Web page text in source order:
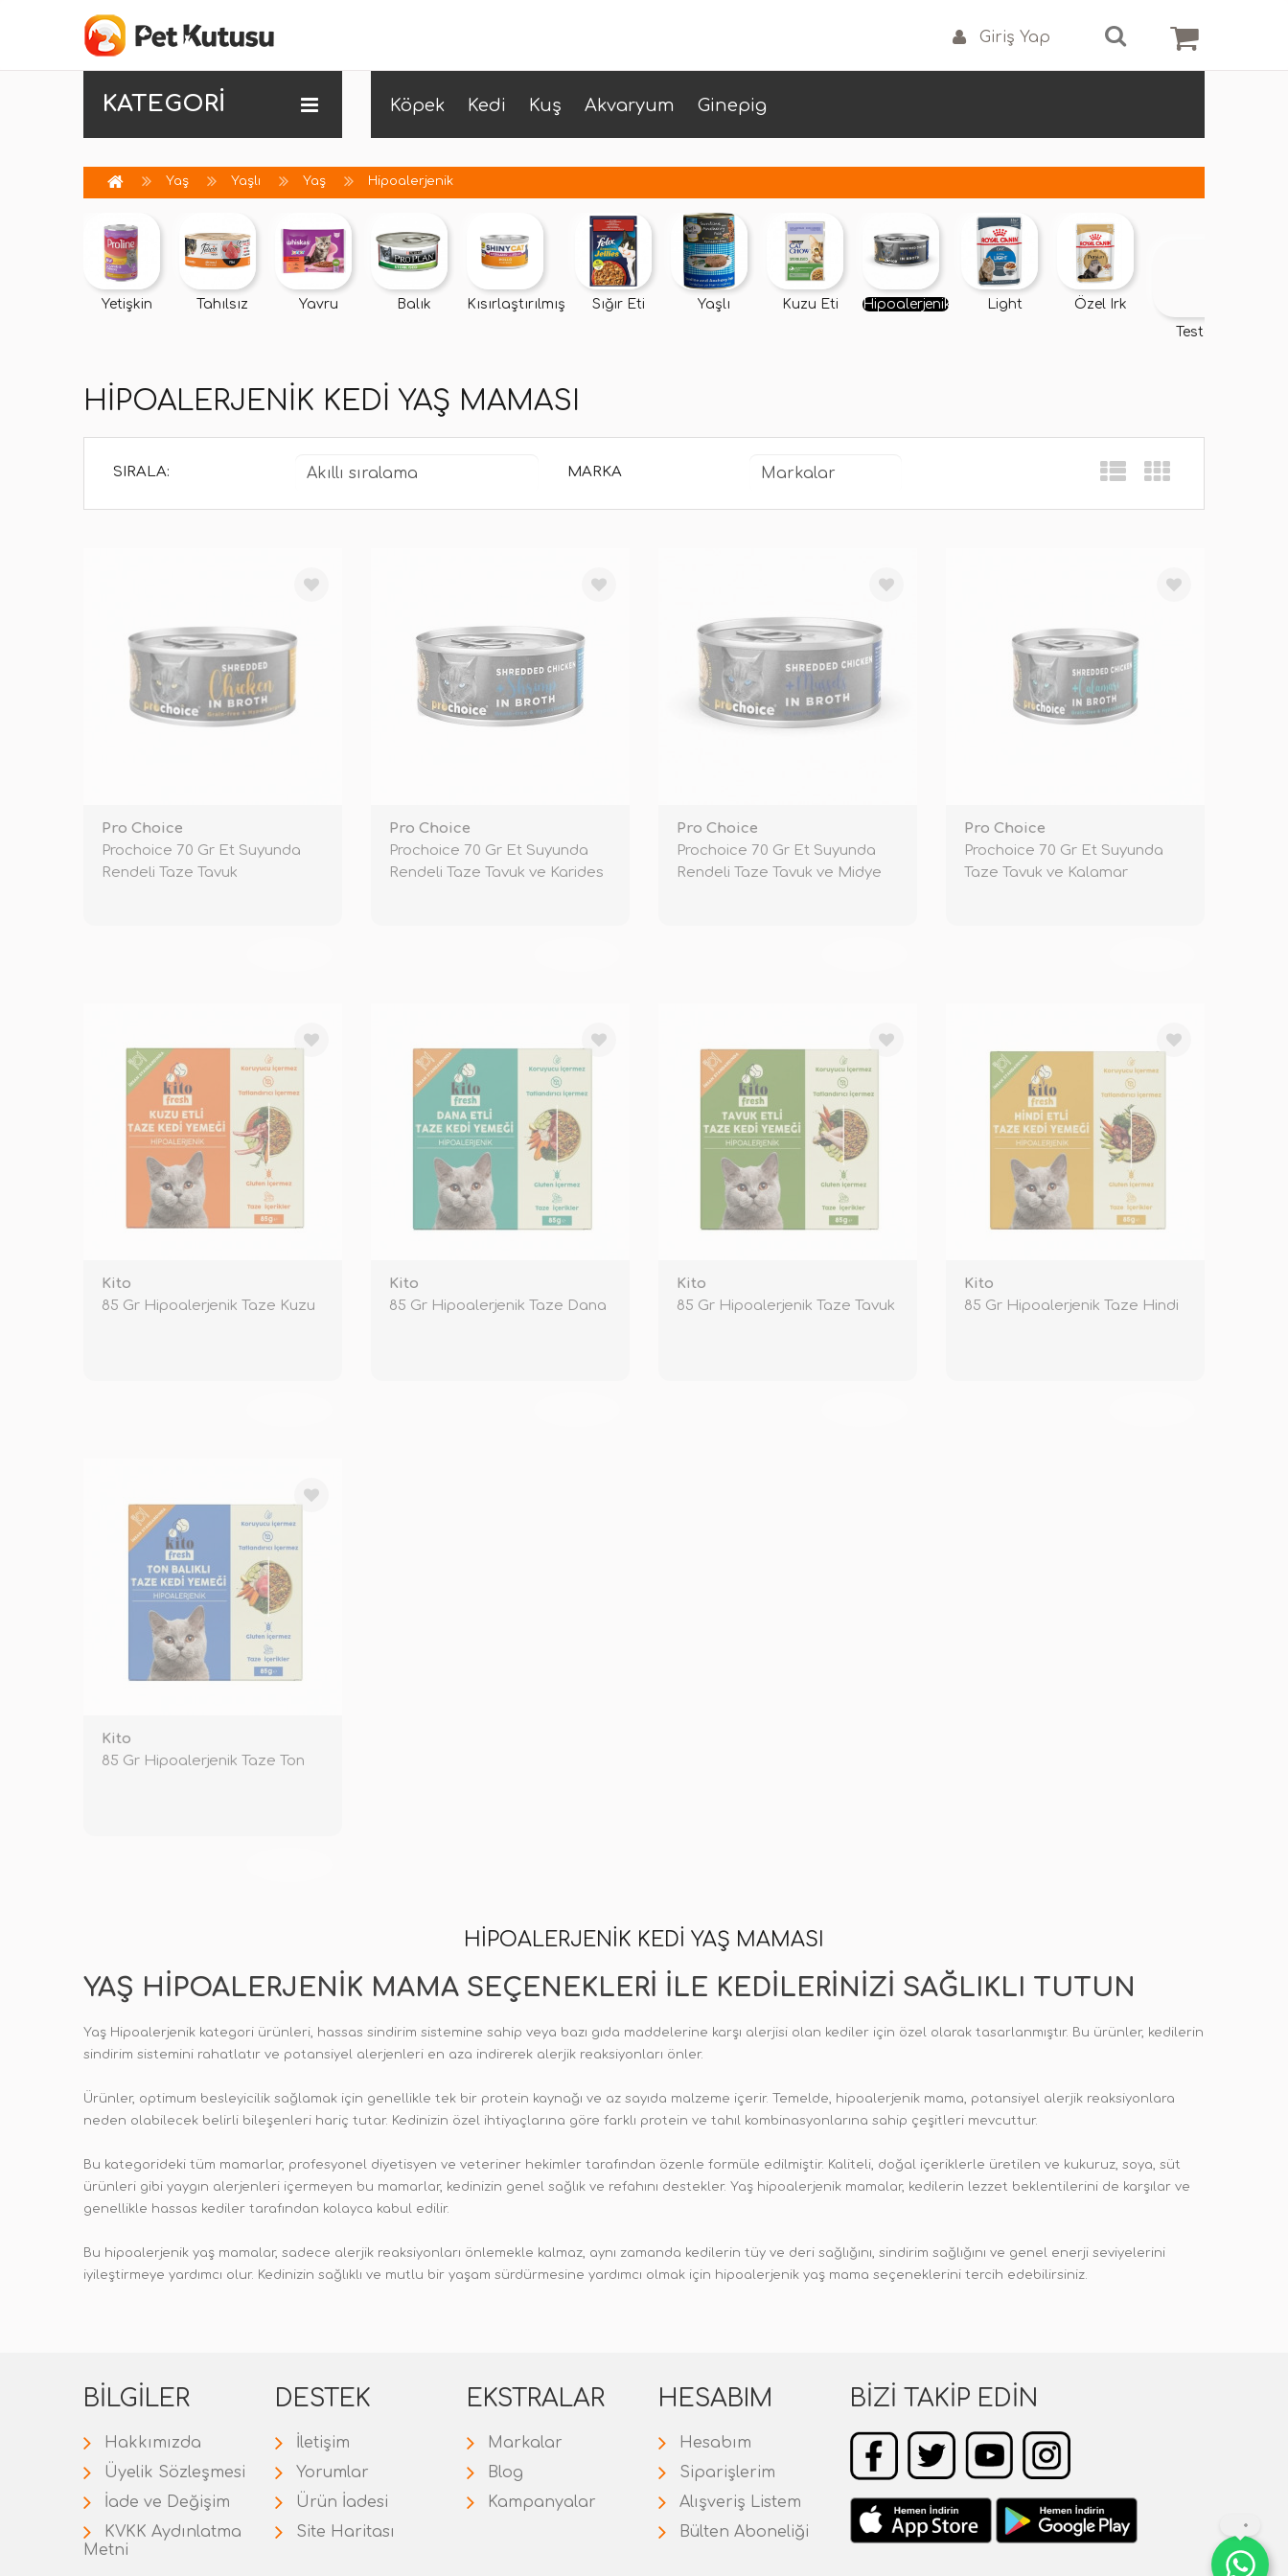
Giriş Yap
KATEGORİ Köpek Kedi Kuş Akvaryum Ginepig
Yaş Yaşlı Yaş Hipoalerjenik
Yetişkin Tahılsız Yavru Balık Kısırlaştırılmış Sığır Eti Yaşlı Kuzu Eti Hipoalerjenik Light
Özel Irk
Tester
HIPOALERJENIK KEDI YAŞ MAMASI
SIRALA: MARKA
Pro Choice
Prochoice 70 Gr Et Suyunda
Rendeli Taze Tavuk
Pro Choice
Prochoice 70 Gr Et Suyunda
Rendeli Taze Tavuk ve Karides
Pro Choice
Prochoice 70 Gr Et Suyunda
Rendeli Taze Tavuk ve Midye
Pro Choice
Prochoice 70 Gr Et Suyunda
Taze Tavuk ve Kalamar
Kito
85 Gr Hipoalerjenik Taze Kuzu
Kito
85 Gr Hipoalerjenik Taze Dana
Kito
85 Gr Hipoalerjenik Taze Tavuk
Kito
85 Gr Hipoalerjenik Taze Hindi
Kito
85 Gr Hipoalerjenik Taze Ton
HIPOALERJENIK KEDI YAŞ MAMASI
YAŞ HIPOALERJENIK MAMA SEÇENEKLERI ILE KEDILERINIZI SAĞLIKLI TUTUN
Yaş Hipoalerjenik kategori ürünleri, hassas sindirim sistemine sahip veya bazı gıda maddelerine karşı alerjisi olan kediler için özel olarak tasarlanmıştır. Bu ürünler, kedilerin
sindirim sistemini rahatlatır ve potansiyel alerjenleri en aza indirerek alerjik reaksiyonları önler.
Ürünler, optimum besleyicilik sağlamak için genellikle tek bir protein kaynağı ve az sayıda malzeme içerir. Temelde, hipoalerjenik mama, potansiyel alerjik reaksiyonlara
neden olabilecek belirli bileşenleri hariç tutar. Kedinizin özel ihtiyaçlarına göre farklı protein ve tahıl kombinasyonlarına sahip çeşitleri mevcuttur.
Bu kategorideki tüm mamarlar, profesyonel diyetisyen ve veteriner hekimler tarafından özenle formüle edilmiştir. Kaliteli, doğal içeriklerle üretilen ve kukuruz, soya, süt
ürünleri gibi yaygın alerjenleri içermeyen bu mamarlar, kedinizin genel sağlık ve refahını destekler. Yaş hipoalerjenik mamalar, kedilerin lezzet beklentilerini de karşılar ve
genellikle hassas kediler tarafından kolayca kabul edilir.
Bu hipoalerjenik yaş mamalar, sadece alerjik reaksiyonları önlemekle kalmaz, aynı zamanda kedilerin tüy ve deri sağlığını, sindirim sağlığını ve genel enerji seviyelerini
iyileştirmeye yardımcı olur. Kedinizin sağlıklı ve mutlu bir yaşam sürdürmesine yardımcı olmak için hipoalerjenik yaş mama seçeneklerini tercih edebilirsiniz.
BILGILER
Hakkımızda
Üyelik Sözleşmesi
İade ve Değişim
KVKK Aydınlatma
Metni
DESTEK
İletişim
Yorumlar
Ürün İadesi
Site Haritası
EKSTRALAR
Markalar
Blog
Kampanyalar
HESABIM
Hesabım
Siparişlerim
Alışveriş Listem
Bülten Aboneliği
BIZI TAKIP EDIN